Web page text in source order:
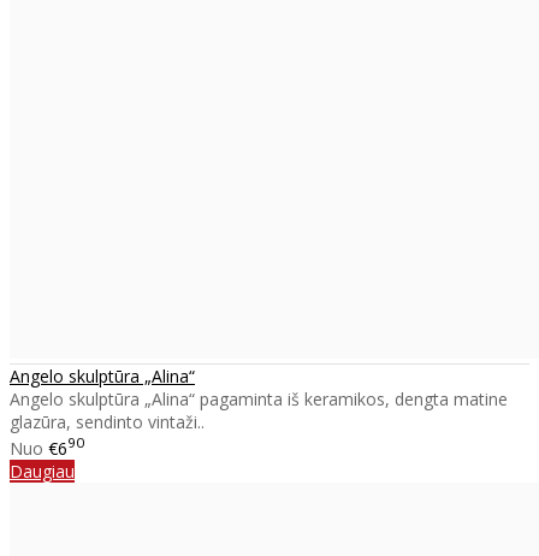
Angelo skulptūra „Alina“
Angelo skulptūra „Alina“ pagaminta iš keramikos, dengta matine
glazūra, sendinto vintaži..
Nuo €690
Daugiau